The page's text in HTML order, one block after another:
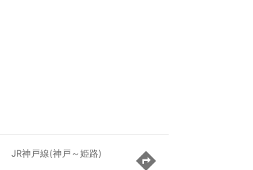
JR神戸線(神戸～姫路)